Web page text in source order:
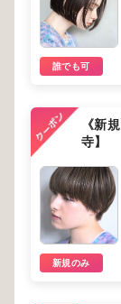
誰でも可
《新
寺】
新規のみ